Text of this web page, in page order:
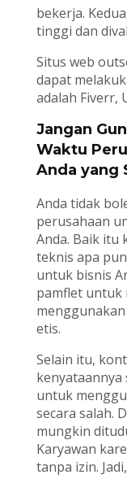
bekerja.
tinggi dan
Situs web
dapat
adalah Fiverr,
Jangan
Waktu
Anda yang
Anda tidak
perusahaan
Anda. Baik itu
teknis apa
untuk bisnis
pamflet untuk
etis.
Selain itu,
kenyataannya
untuk
secara salah.
mungkin
Karyawan
tanpa izin.